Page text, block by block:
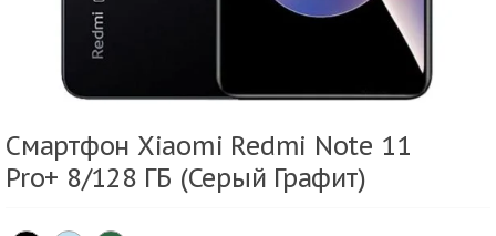
Смартфон Xiaomi Redmi Note 11
Pro+ 8/128 ГБ (Серый Графит)